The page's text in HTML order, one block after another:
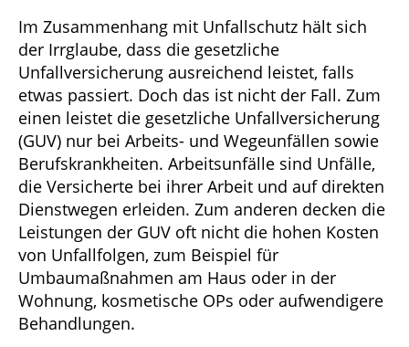
Im Zusammenhang mit Unfallschutz hält sich
der Irrglaube, dass die gesetzliche
Unfallversicherung ausreichend leistet, falls
etwas passiert. Doch das ist nicht der Fall. Zum
einen leistet die gesetzliche Unfallversicherung
(GUV) nur bei Arbeits- und Wegeunfällen sowie
Berufskrankheiten. Arbeitsunfälle sind Unfälle,
die Versicherte bei ihrer Arbeit und auf direkten
Dienstwegen erleiden. Zum anderen decken die
Leistungen der GUV oft nicht die hohen Kosten
von Unfallfolgen, zum Beispiel für
Umbaumaßnahmen am Haus oder in der
Wohnung, kosmetische OPs oder aufwendigere
Behandlungen.